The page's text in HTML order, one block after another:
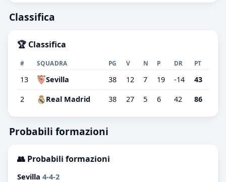
Classifica
🏆 Classifica
# SQUADRA PG V N P DR PT
13 Sevilla 38 12 7 19 -14 43
2 Real Madrid 38 27 5 6 42 86
Probabili formazioni
👥 Probabili formazioni
Sevilla 4-4-2